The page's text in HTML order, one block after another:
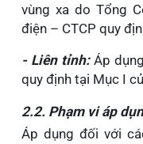
vùng xa do Tổng
điện – CTCP quy
- Liên tỉnh:Áp
quy định tại Mục I
2.2. Phạm vi áp
Áp dụng đối với